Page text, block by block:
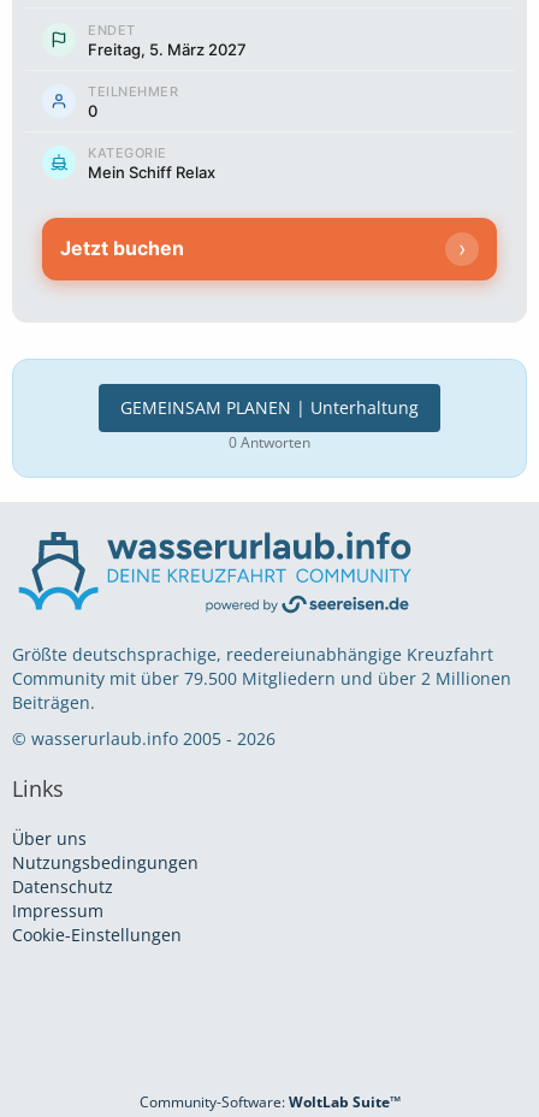
ENDET
Freitag, 5. März 2027
TEILNEHMER
0
KATEGORIE
Mein Schiff Relax
Jetzt buchen ›
GEMEINSAM PLANEN | Unterhaltung
0 Antworten
Größte deutschsprachige, reedereiunabhängige Kreuzfahrt
Community mit über 79.500 Mitgliedern und über 2 Millionen
Beiträgen.
© wasserurlaub.info 2005 - 2026
Links
Über uns
Nutzungsbedingungen
Datenschutz
Impressum
Cookie-Einstellungen
Community-Software:WoltLab Suite™